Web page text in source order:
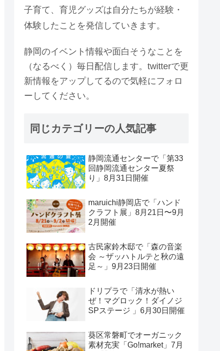
子育て、育児グッズは自分たちが経験・
体験したことを発信していきます。
静岡のイベント情報や面白そうなことを
（なるべく）毎日配信します。twitterで更
新情報をアップしてるので気軽にフォロ
ーしてください。
同じカテゴリーの人気記事
静岡流通センターで「第33
回静岡流通センター夏祭
り」8月31日開催
maruichi静岡店で「ハンド
クラフト展」8月21日〜9月
2月開催
古民家鈴木邸で「森の音楽
会 ～ザッハトルテと秋の遠
足～」9月23日開催
ドリプラで「清水が熱い
ぜ！マグロック！ダイノジ
SPステージ 」6月30日開催
葵区常磐町でオーガニック
素材充実「Go!market」7月